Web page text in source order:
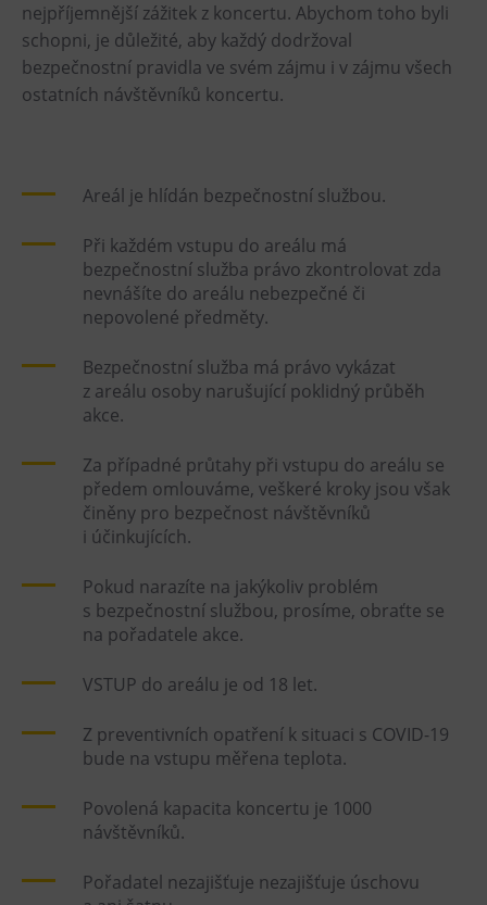
DOVýuky
Kroužky pro děti
Výjezdní akce
nejpříjemnější zážitek z koncertu. Abychom toho byli
schopni, je důležité, aby každý dodržoval
bezpečnostní pravidla ve svém zájmu i v zájmu všech
ostatních návštěvníků koncertu.
Areál je hlídán bezpečnostní službou.
Při každém vstupu do areálu má
bezpečnostní služba právo zkontrolovat zda
nevnášíte do areálu nebezpečné či
nepovolené předměty.
Bezpečnostní služba má právo vykázat
z areálu osoby narušující poklidný průběh
akce.
Za případné průtahy při vstupu do areálu se
předem omlouváme, veškeré kroky jsou však
činěny pro bezpečnost návštěvníků
i účinkujících.
Pokud narazíte na jakýkoliv problém
s bezpečnostní službou, prosíme, obraťte se
na pořadatele akce.
VSTUP do areálu je od 18 let.
Z preventivních opatření k situaci s COVID-19
bude na vstupu měřena teplota.
Povolená kapacita koncertu je 1000
návštěvníků.
Pořadatel nezajišťuje nezajišťuje úschovu